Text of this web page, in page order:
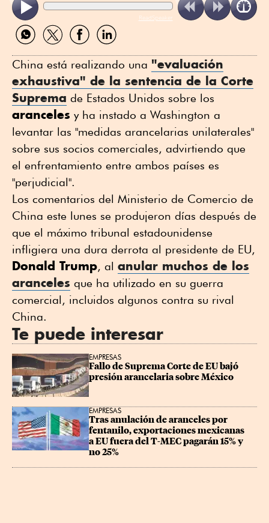
ReadSpeaker
Compartir
por
Compartir
por
Compartir
por
Compartir
por
China está realizando una "evaluación
exhaustiva" de la sentencia de ⁠la Corte
Suprema de Estados Unidos sobre los
aranceles y ha instado a Washington a
levantar las "medidas arancelarias unilaterales"
sobre sus socios comerciales, advirtiendo que
el enfrentamiento entre ambos países es
"perjudicial".
Los comentarios ⁠del Ministerio de Comercio de
China ⁠este lunes se produjeron días después de
que el máximo tribunal estadounidense
infligiera una dura derrota al presidente de EU,
Donald Trump, al anular muchos de los
aranceles que ha utilizado en su guerra
comercial, incluidos algunos contra su rival
China.
Te puede interesar
EMPRESAS
Fallo de Suprema Corte de EU bajó
presión arancelaria sobre México
EMPRESAS
Tras anulación de aranceles por
fentanilo, exportaciones mexicanas
a EU fuera del T-MEC pagarán 15% y
no 25%